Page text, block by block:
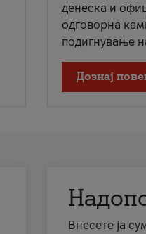
денеска и
одговорна
подигнување
Дознај
Внесете ја